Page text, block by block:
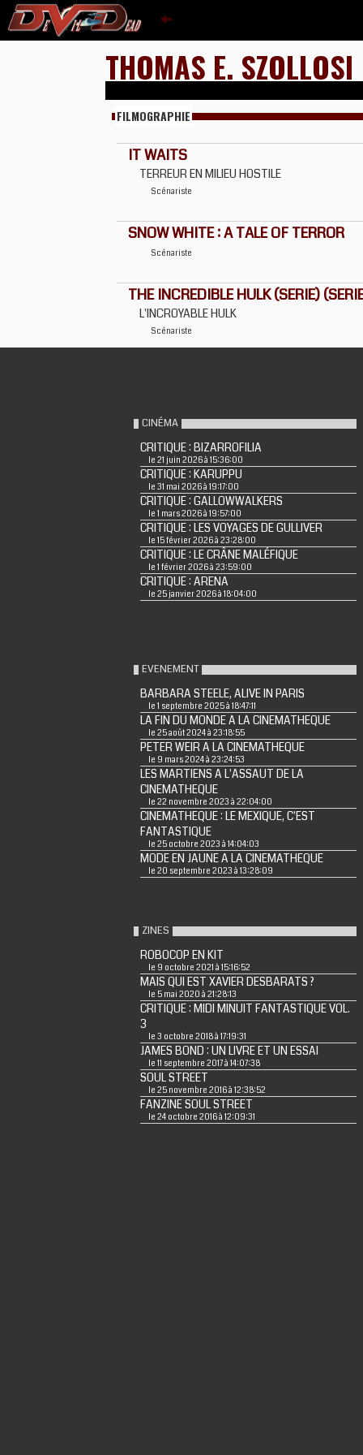
THOMAS E. SZOLLOSI
FILMOGRAPHIE
IT WAITS
TERREUR EN MILIEU HOSTILE
Scénariste
SNOW WHITE : A TALE OF TERROR
Scénariste
THE INCREDIBLE HULK (SERIE)
L'INCROYABLE HULK
Scénariste
CINÉMA
CRITIQUE : BIZARROFILIA
le 21 juin 2026 à 15:36:00
CRITIQUE : KARUPPU
le 31 mai 2026 à 19:17:00
CRITIQUE : GALLOWWALKERS
le 1 mars 2026 à 19:57:00
CRITIQUE : LES VOYAGES DE GULLIVER
le 15 février 2026 à 23:28:00
CRITIQUE : LE CRÂNE MALÉFIQUE
le 1 février 2026 à 23:59:00
CRITIQUE : ARENA
le 25 janvier 2026 à 18:04:00
EVENEMENT
BARBARA STEELE, ALIVE IN PARIS
le 1 septembre 2025 à 18:47:11
LA FIN DU MONDE A LA CINEMATHEQUE
le 25 août 2024 à 23:18:55
PETER WEIR A LA CINEMATHEQUE
le 9 mars 2024 à 23:24:53
LES MARTIENS A L'ASSAUT DE LA
CINEMATHEQUE
le 22 novembre 2023 à 22:04:00
CINEMATHEQUE : LE MEXIQUE, C'EST
FANTASTIQUE
le 25 octobre 2023 à 14:04:03
MODE EN JAUNE A LA CINEMATHEQUE
le 20 septembre 2023 à 13:28:09
ZINES
ROBOCOP EN KIT
le 9 octobre 2021 à 15:16:52
MAIS QUI EST XAVIER DESBARATS ?
le 5 mai 2020 à 21:28:13
CRITIQUE : MIDI MINUIT FANTASTIQUE VOL.
3
le 3 octobre 2018 à 17:19:31
JAMES BOND : UN LIVRE ET UN ESSAI
le 11 septembre 2017 à 14:07:38
SOUL STREET
le 25 novembre 2016 à 12:38:52
FANZINE SOUL STREET
le 24 octobre 2016 à 12:09:31